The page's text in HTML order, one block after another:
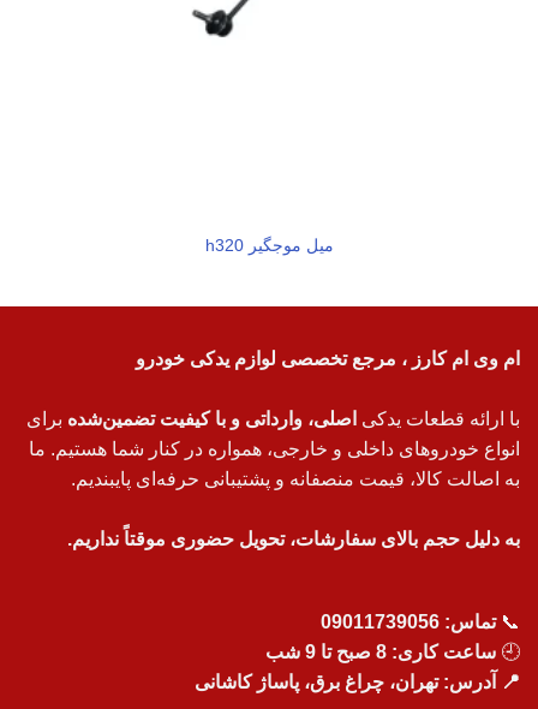
میل موجگیر h320
ام وی ام کارز ، مرجع تخصصی لوازم یدکی خودرو
با ارائه قطعات یدکی اصلی، وارداتی و با کیفیت تضمین‌شده برای
انواع خودروهای داخلی و خارجی، همواره در کنار شما هستیم. ما
به اصالت کالا، قیمت منصفانه و پشتیبانی حرفه‌ای پایبندیم.
به دلیل حجم بالای سفارشات، تحویل حضوری موقتاً نداریم.
📞تماس: 09011739056
🕘 ساعت کاری: 8 صبح تا 9 شب
📍 آدرس: تهران، چراغ برق، پاساژ کاشانی